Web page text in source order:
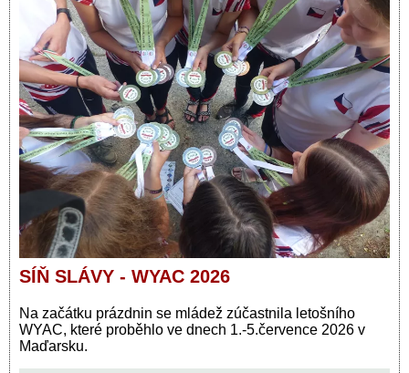
SÍŇ SLÁVY - WYAC 2026
Na začátku prázdnin se mládež zúčastnila letošního
WYAC, které proběhlo ve dnech 1.-5.července 2026 v
Maďarsku.